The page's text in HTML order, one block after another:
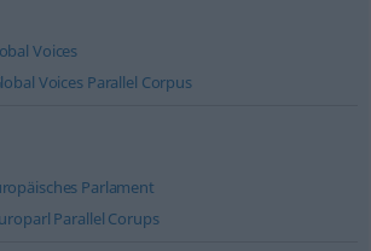
Voices
Voices Parallel Corpus
Parlament
Parallel Corups